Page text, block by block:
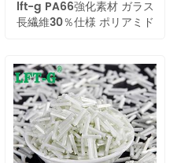
lft-g PA66強化素材 ガラス
長繊維30％仕様 ポリアミド